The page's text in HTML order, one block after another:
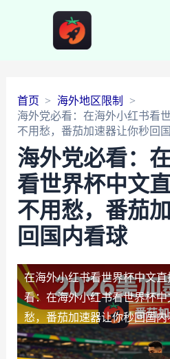
首页
海外地区限制
海外党必看：在海外小红书看
不用愁，番茄加速器让你秒回
海外党必看：
看世界杯中文
不用愁，番茄
回国内看球
在海外小红书看世界杯中文
看：在海外小红书看世界杯
愁，番茄加速器让你秒回国内